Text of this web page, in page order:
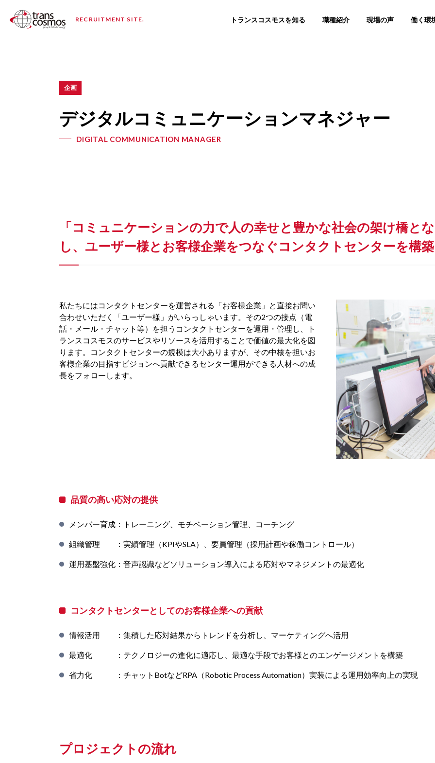
RECRUITMENT SITE. トランスコスモスを知る 職種紹介 現場の声 働く環
企画
デジタルコミュニケーションマネジャー
DIGITAL COMMUNICATION MANAGER
「コミュニケーションの力で人の幸せと豊かな社会の架け橋と
し、ユーザー様とお客様企業をつなぐコンタクトセンターを構築
私たちにはコンタクトセンターを運営される「お客様企業」と直接お問い
合わせいただく「ユーザー様」がいらっしゃいます。その2つの接点（電
話・メール・チャット等）を担うコンタクトセンターを運用・管理し、ト
ランスコスモスのサービスやリソースを活用することで価値の最大化を図
ります。コンタクトセンターの規模は大小ありますが、その中核を担いお
客様企業の目指すビジョンへ貢献できるセンター運用ができる人材への成
長をフォローします。
品質の高い応対の提供
メンバー育成：トレーニング、モチベーション管理、コーチング
組織管理 ：実績管理（KPIやSLA）、要員管理（採用計画や稼働コントロール）
運用基盤強化：音声認識などソリューション導入による応対やマネジメントの最適化
コンタクトセンターとしてのお客様企業への貢献
情報活用 ：集積した応対結果からトレンドを分析し、マーケティングへ活用
最適化 ：テクノロジーの進化に適応し、最適な手段でお客様とのエンゲージメントを構築
省力化 ：チャットBotなどRPA（Robotic Process Automation）実装による運用効率向上の実現
プロジェクトの流れ